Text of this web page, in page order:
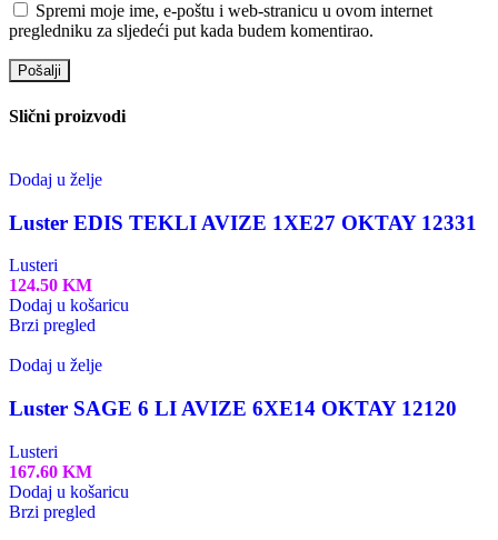
Spremi moje ime, e-poštu i web-stranicu u ovom internet
pregledniku za sljedeći put kada budem komentirao.
Slični proizvodi
Dodaj u želje
Luster EDIS TEKLI AVIZE 1XE27 OKTAY 12331
Lusteri
124.50 KM
Dodaj u košaricu
Brzi pregled
Dodaj u želje
Luster SAGE 6 LI AVIZE 6XE14 OKTAY 12120
Lusteri
167.60 KM
Dodaj u košaricu
Brzi pregled